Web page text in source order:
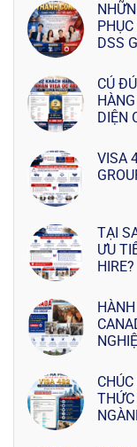
DSS
CÚ
DIỆN
VISA
TẠI
ƯU
HIRE?
THỨC